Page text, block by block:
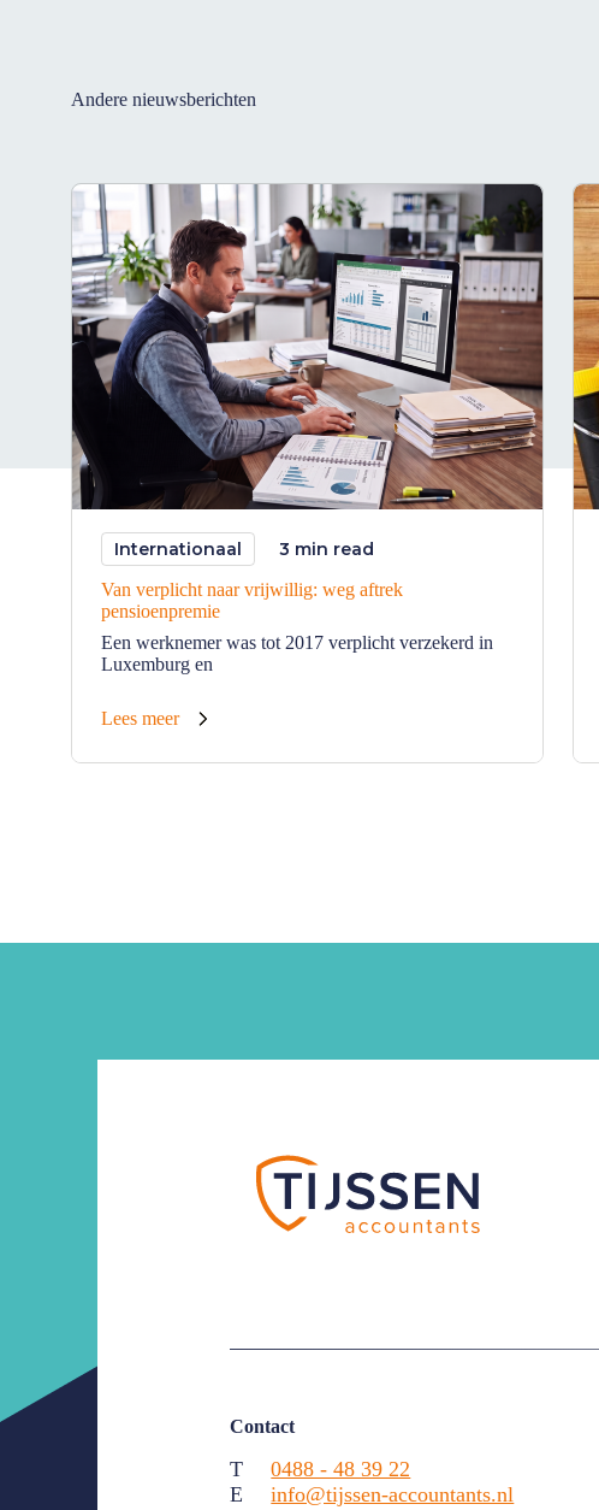
Andere nieuwsberichten
Internationaal 3 min read
Van verplicht naar vrijwillig: weg aftrek
pensioenpremie
Een werknemer was tot 2017 verplicht verzekerd in
Luxemburg en
Lees meer
Contact
T
E
0488 - 48 39 22
info@tijssen-accountants.nl